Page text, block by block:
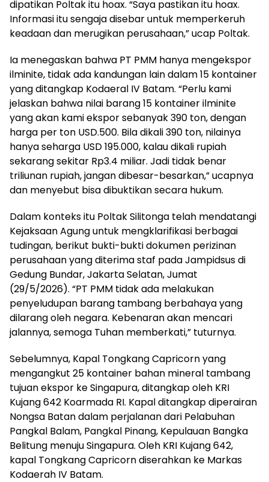
dipatikan Poltak itu hoax. “Saya pastikan itu hoax.
Informasi itu sengaja disebar untuk memperkeruh
keadaan dan merugikan perusahaan,” ucap Poltak.
Ia menegaskan bahwa PT PMM hanya mengekspor
ilminite, tidak ada kandungan lain dalam 15 kontainer
yang ditangkap Kodaeral IV Batam. “Perlu kami
jelaskan bahwa nilai barang 15 kontainer ilminite
yang akan kami ekspor sebanyak 390 ton, dengan
harga per ton USD.500. Bila dikali 390 ton, nilainya
hanya seharga USD 195.000, kalau dikali rupiah
sekarang sekitar Rp3.4 miliar. Jadi tidak benar
triliunan rupiah, jangan dibesar-besarkan,” ucapnya
dan menyebut bisa dibuktikan secara hukum.
Dalam konteks itu Poltak Silitonga telah mendatangi
Kejaksaan Agung untuk mengklarifikasi berbagai
tudingan, berikut bukti-bukti dokumen perizinan
perusahaan yang diterima staf pada Jampidsus di
Gedung Bundar, Jakarta Selatan, Jumat
(29/5/2026). “PT PMM tidak ada melakukan
penyeludupan barang tambang berbahaya yang
dilarang oleh negara. Kebenaran akan mencari
jalannya, semoga Tuhan memberkati,” tuturnya.
Sebelumnya, Kapal Tongkang Capricorn yang
mengangkut 25 kontainer bahan mineral tambang
tujuan ekspor ke Singapura, ditangkap oleh KRI
Kujang 642 Koarmada RI. Kapal ditangkap diperairan
Nongsa Batan dalam perjalanan dari Pelabuhan
Pangkal Balam, Pangkal Pinang, Kepulauan Bangka
Belitung menuju Singapura. Oleh KRI Kujang 642,
kapal Tongkang Capricorn diserahkan ke Markas
Kodaerah IV Batam.